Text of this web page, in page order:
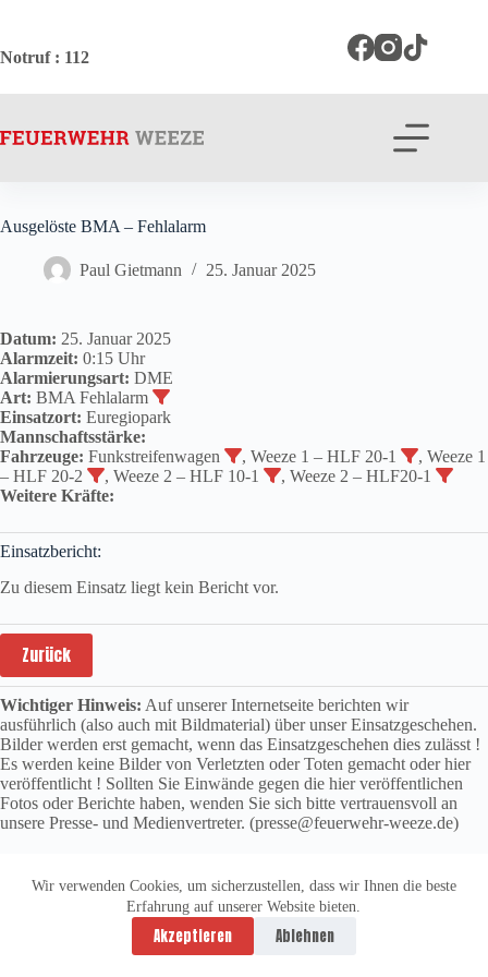
springen
Wir verwenden Cookies, um sicherzustellen, dass wir Ihnen die beste
Erfahrung auf unserer Website bieten.
Akzeptieren Ablehnen
Notruf: 112
Ausgelöste BMA – Fehlalarm
Paul Gietmann 25. Januar 2025
Datum: 25. Januar 2025
Alarmzeit: 0:15 Uhr
Alarmierungsart: DME
Art: BMA Fehlalarm
Einsatzort: Euregiopark
Mannschaftsstärke:
Fahrzeuge: Funkstreifenwagen , Weeze 1 – HLF 20-1
, Weeze 1
– HLF 20-2
, Weeze 2 – HLF 10-1
, Weeze 2 – HLF20-1
Weitere Kräfte:
Einsatzbericht:
Zu diesem Einsatz liegt kein Bericht vor.
Zurück
Wichtiger Hinweis: Auf unserer Internetseite berichten wir
ausführlich (also auch mit Bildmaterial) über unser Einsatzgeschehen.
Bilder werden erst gemacht, wenn das Einsatzgeschehen dies zulässt !
Es werden keine Bilder von Verletzten oder Toten gemacht oder hier
veröffentlicht ! Sollten Sie Einwände gegen die hier veröffentlichen
Fotos oder Berichte haben, wenden Sie sich bitte vertrauensvoll an
unsere Presse- und Medienvertreter. (presse@feuerwehr-weeze.de)
Datenschutzerklärung
Impressum
Copyright © 2026 -
vitolution